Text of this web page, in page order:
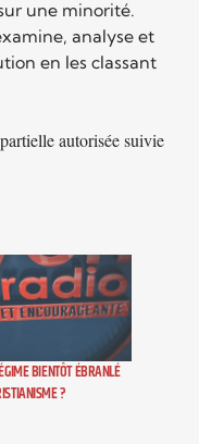
une minorité.
analyse et
en les classant
autorisée suivie
BIENTÔT ÉBRANLÉ
?